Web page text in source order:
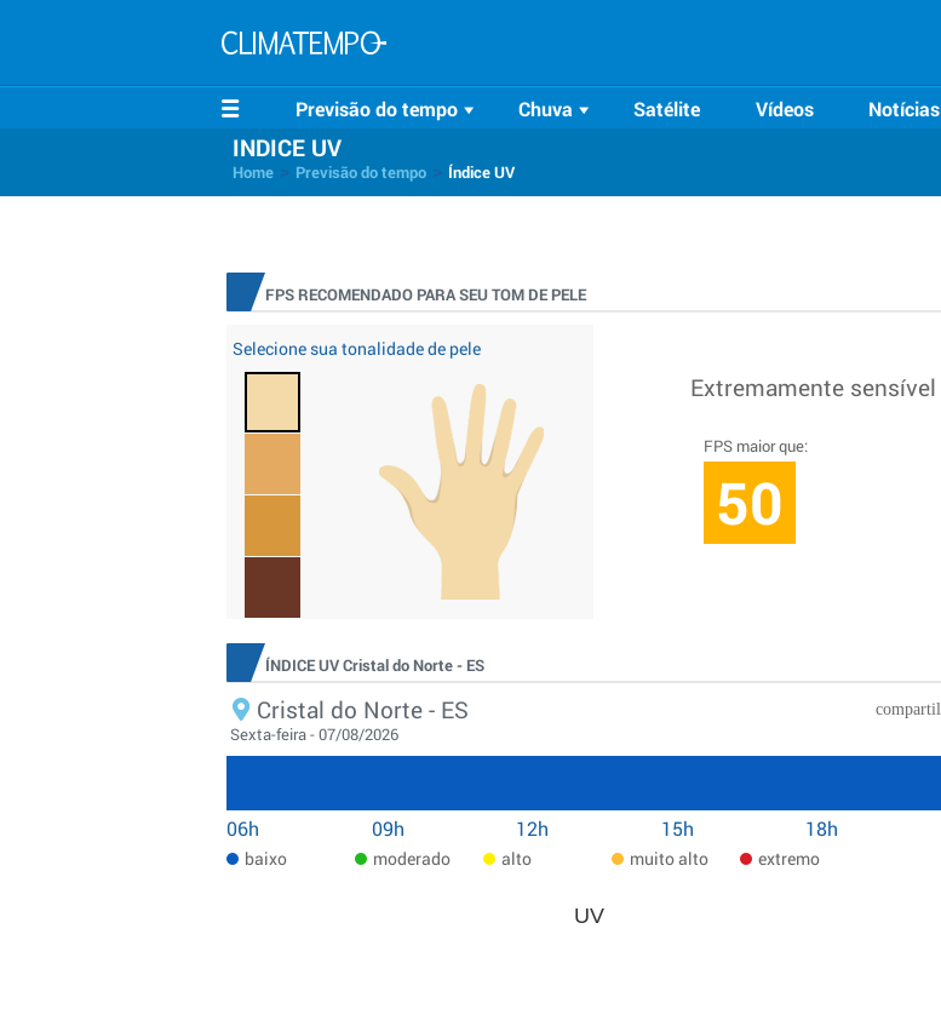
Previsão do tempo Chuva Satélite Vídeos Notícias
INDICE UV
Home Previsão do tempo Índice UV
FPS RECOMENDADO PARA SEU TOM DE PELE
Selecione sua tonalidade de pele
Extremamente sensível
FPS maior que:
50
ÍNDICE UV Cristal do Norte - ES
Cristal do Norte - ES
Sexta-feira - 07/08/2026
06h 09h 12h 15h 18h
baixo moderado alto muito alto extremo
UV